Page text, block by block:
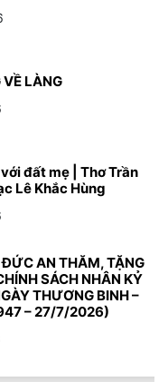
LÀNG
đất mẹ | Thơ Trần
Lê Khắc Hùng
AN THĂM, TẶNG
SÁCH NHÂN KỶ
THƯƠNG BINH –
– 27/7/2026)